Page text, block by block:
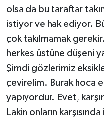
olsa da bu taraftar
istiyor ve hak ediyor.
çok takılmamak
herkes üstüne düşeni
Şimdi gözlerimiz
çevirelim. Burak hoca
yapıyordur. Evet,
Lakin onların